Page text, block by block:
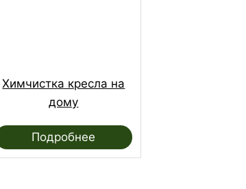
Химчистка кресла на
дому
Подробнее